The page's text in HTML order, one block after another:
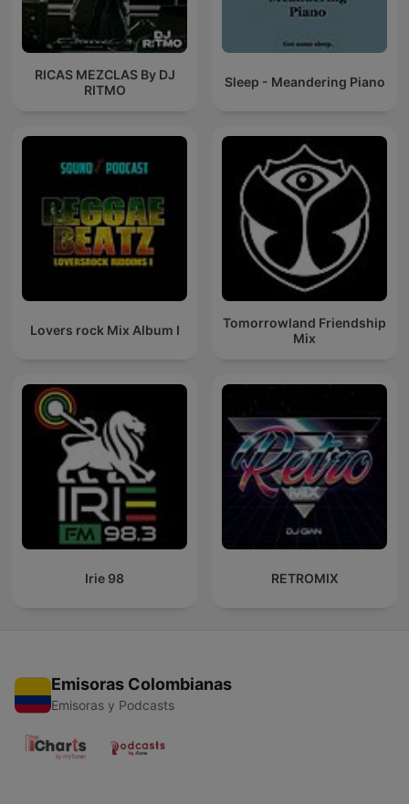
RICAS MEZCLAS By DJ
RITMO
Sleep - Meandering Piano
Lovers rock Mix Album I
Tomorrowland Friendship
Mix
Irie 98 RETROMIX
Emisoras Colombianas
Emisoras y Podcasts